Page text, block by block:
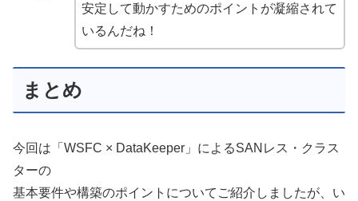
安定して動かすためのポイントが凝縮されて
いるんだね！
まとめ
今回は「WSFC × DataKeeper」によるSANレス・クラス
ターの
基本要件や構築のポイントについてご紹介しましたが、い